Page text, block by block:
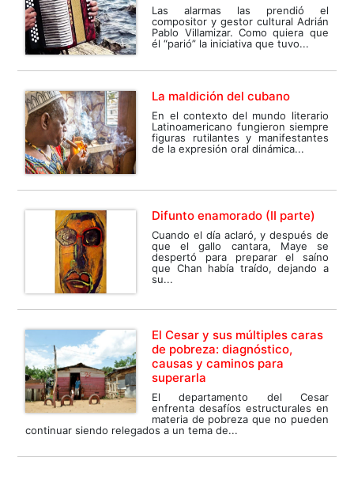
Las alarmas las prendió el
compositor y gestor cultural Adrián
Pablo Villamizar. Como quiera que
él “parió” la iniciativa que tuvo...
La maldición del cubano
En el contexto del mundo literario
Latinoamericano fungieron siempre
figuras rutilantes y manifestantes
de la expresión oral dinámica...
Difunto enamorado (II parte)
Cuando el día aclaró, y después de
que el gallo cantara, Maye se
despertó para preparar el saíno
que Chan había traído, dejando a
su...
El Cesar y sus múltiples caras
de pobreza: diagnóstico,
causas y caminos para
superarla
El departamento del Cesar
enfrenta desafíos estructurales en
materia de pobreza que no pueden
continuar siendo relegados a un tema de...